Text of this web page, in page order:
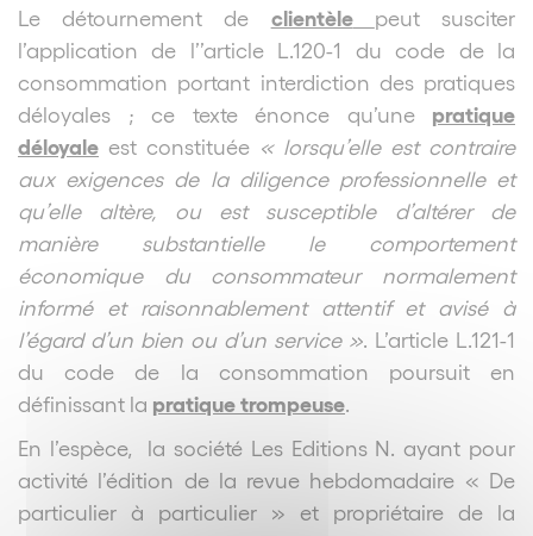
Le détournement de clientèle
peut susciter
l’application de l’’article L.120-1 du code de la
consommation portant interdiction des pratiques
déloyales ; ce texte énonce qu’une pratique
déloyale est constituée « lorsqu’elle est contraire
aux exigences de la diligence professionnelle et
qu’elle altère, ou est susceptible d’altérer de
manière substantielle le comportement
économique du consommateur normalement
informé et raisonnablement attentif et avisé à
l’égard d’un bien ou d’un service » . L’article L.121-1
du code de la consommation poursuit en
définissant la pratique trompeuse
En l’espèce, la société Les Editions N. ayant pour
activité l’édition de la revue hebdomadaire « De
particulier à particulier » et propriétaire de la